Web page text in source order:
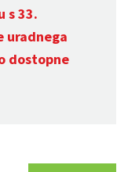
s 33.
uradnega
dostopne